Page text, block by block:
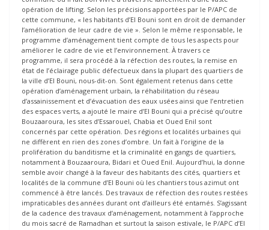
opération de lifting. Selon les précisions apportées par le P/APC de
cette commune, « les habitants d’El Bouni sont en droit de demander
l’amélioration de leur cadre de vie ». Selon le même responsable, le
programme d’aménagement tient compte de tous les aspects pour
améliorer le cadre de vie et l’environnement. À travers ce
programme, il sera procédé à la réfection des routes, la remise en
état de l’éclairage public défectueux dans la plupart des quartiers de
la ville d’El Bouni, nous-dit-on. Sont également retenus dans cette
opération d’aménagement urbain, la réhabilitation du réseau
d’assainissement et d’évacuation des eaux usées ainsi que l’entretien
des espaces verts, a ajouté le maire d’El Bouni qui a précisé qu’outre
Bouzaaroura, les sites d’Essarouel, Chabia et Oued Enil sont
concernés par cette opération. Des régions et localités urbaines qui
ne diffèrent en rien des zones d’ombre. Un fait à l’origine de la
prolifération du banditisme et la criminalité en gangs de quartiers,
notamment à Bouzaaroura, Bidari et Oued Enil. Aujourd’hui, la donne
semble avoir changé à la faveur des habitants des cités, quartiers et
localités de la commune d’El Bouni où les chantiers tous azimut ont
commencé à être lancés. Des travaux de réfection des routes restées
impraticables des années durant ont d’ailleurs été entamés. S’agissant
de la cadence des travaux d’aménagement, notamment à l’approche
du mois sacré de Ramadhan et surtout la saison estivale, le P/APC d’El